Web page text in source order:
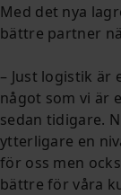
Med det nya
bättre partner
– Just logistik är
något som vi är
sedan tidigare.
ytterligare en
för oss men
bättre för våra